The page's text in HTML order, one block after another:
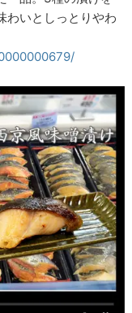
わいとしっとりやわ